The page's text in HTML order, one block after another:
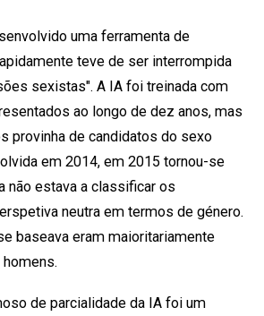
uma ferramenta de
teve de ser interrompida
sexistas". A IA foi treinada com
ao longo de dez anos, mas
provinha de candidatos do sexo
em 2014, em 2015 tornou-se
não estava a classificar os
neutra em termos de género.
baseava eram maioritariamente
de parcialidade da IA foi um